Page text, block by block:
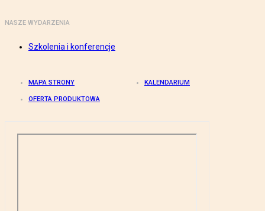
NASZE WYDARZENIA
Szkolenia i konferencje
MAPA STRONY KALENDARIUM
OFERTA PRODUKTOWA